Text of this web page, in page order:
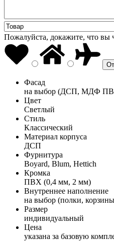
Пожалуйста, докажите, что вы
Фасад
на выбор (ДСП, МДФ
Цвет
Светлый
Стиль
Классический
Материал корпуса
ДСП
Фурнитура
Boyard, Blum, Hettich
Кромка
ПВХ (0,4 мм, 2 мм)
Внутреннее наполнение
на выбор (полки,
Размер
индивидуальный
Цена
указана за базовую